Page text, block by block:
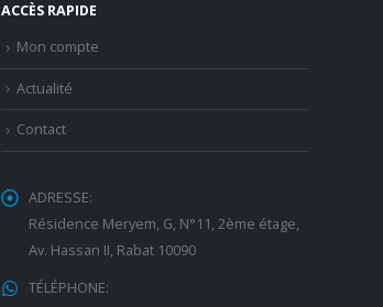
ACCÈS RAPIDE
Mon compte
Actualité
Contact
ADRESSE:
Résidence Meryem, G, N°11, 2ème étage,
Av. Hassan II, Rabat 10090
TÉLÉPHONE: